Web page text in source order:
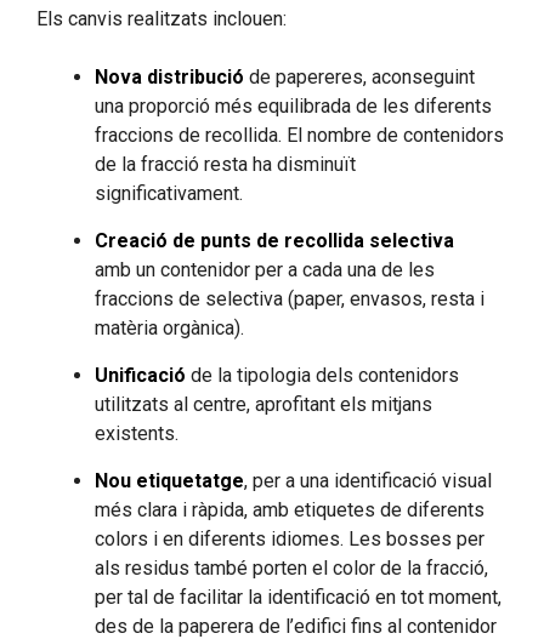
Els canvis realitzats inclouen:
Nova distribució de papereres, aconseguint
una proporció més equilibrada de les diferents
fraccions de recollida. El nombre de contenidors
de la fracció resta ha disminuït
significativament.
Creació de punts de recollida selectiva
amb un contenidor per a cada una de les
fraccions de selectiva (paper, envasos, resta i
matèria orgànica).
Unificació de la tipologia dels contenidors
utilitzats al centre, aprofitant els mitjans
existents.
Nou etiquetatge, per a una identificació visual
més clara i ràpida, amb etiquetes de diferents
colors i en diferents idiomes. Les bosses per
als residus també porten el color de la fracció,
per tal de facilitar la identificació en tot moment,
des de la paperera de l’edifici fins al contenidor